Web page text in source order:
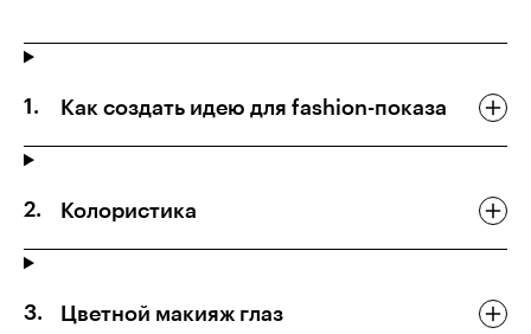
Как создать идею для fashion-показа
Колористика
Цветной макияж глаз